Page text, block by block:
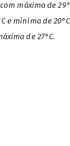
máxima de
e mínima de
de 27°C.